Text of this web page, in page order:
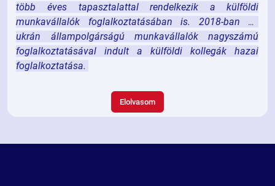
több éves tapasztalattal rendelkezik a külföldi
munkavállalók foglalkoztatásában is. 2018-ban az
ukrán állampolgárságú munkavállalók nagyszámú
foglalkoztatásával indult a külföldi kollegák hazai
foglalkoztatása.
Elolvasom